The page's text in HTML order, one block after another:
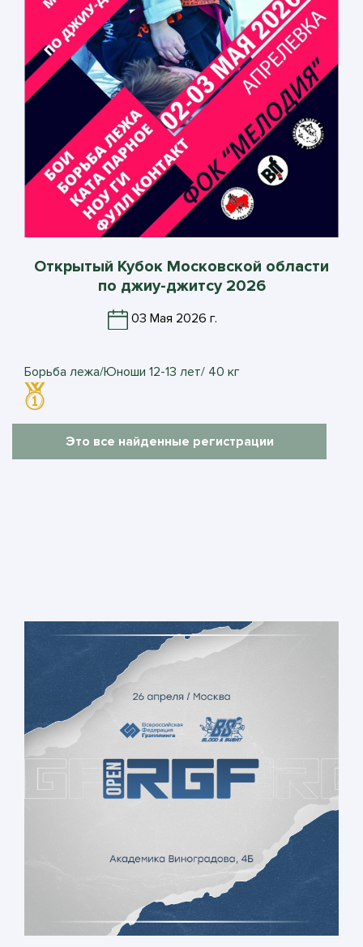
Открытый Кубок Московской области
по джиу-джитсу 2026
03 Мая 2026 г.
Борьба лежа/Юноши 12-13 лет/ 40 кг
Это все найденные регистрации